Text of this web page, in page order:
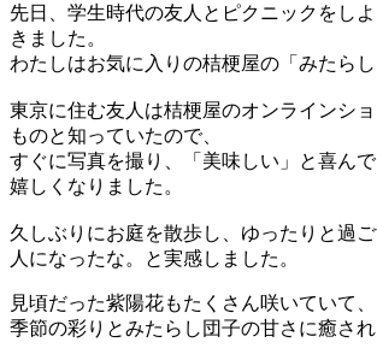
先日、学生時代の友人とピクニックをし
きました。
わたしはお気に入りの桔梗屋の「みたらし
東京に住む友人は桔梗屋のオンラインシ
ものと知っていたので、
すぐに写真を撮り、「美味しい」と喜ん
嬉しくなりました。
久しぶりにお庭を散歩し、ゆったりと過
人になったな。と実感しました。
見頃だった紫陽花もたくさん咲いていて、
季節の彩りとみたらし団子の甘さに癒され